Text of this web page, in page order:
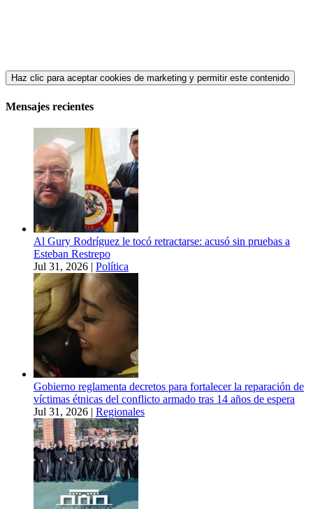
Haz clic para aceptar cookies de marketing y permitir este contenido
Mensajes recientes
Al Gury Rodríguez le tocó retractarse: acusó sin pruebas a
Esteban Restrepo
Jul 31, 2026 | Política
Gobierno reglamenta decretos para fortalecer la reparación de
víctimas étnicas del conflicto armado tras 14 años de espera
Jul 31, 2026 | Regionales